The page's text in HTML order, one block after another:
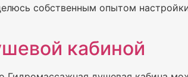
собственным опытом
кабиной